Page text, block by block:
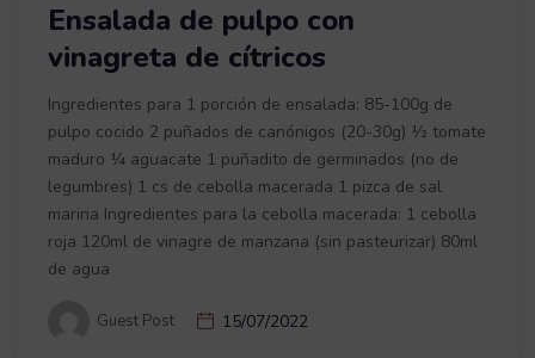
Ensalada de pulpo con
vinagreta de cítricos
Ingredientes para 1 porción de ensalada: 85-100g de
pulpo cocido 2 puñados de canónigos (20-30g) ½ tomate
maduro ¼ aguacate 1 puñadito de germinados (no de
legumbres) 1 cs de cebolla macerada 1 pizca de sal
marina Ingredientes para la cebolla macerada: 1 cebolla
roja 120ml de vinagre de manzana (sin pasteurizar) 80ml
de agua
Guest Post 15/07/2022